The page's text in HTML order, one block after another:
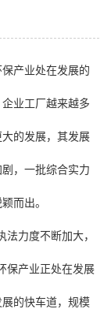
产业处在发展的
业工厂越来越多
的发展，其发展
，一批综合实力
而出。
力度不断加大，
保产业正处在发展
的快车道，规模